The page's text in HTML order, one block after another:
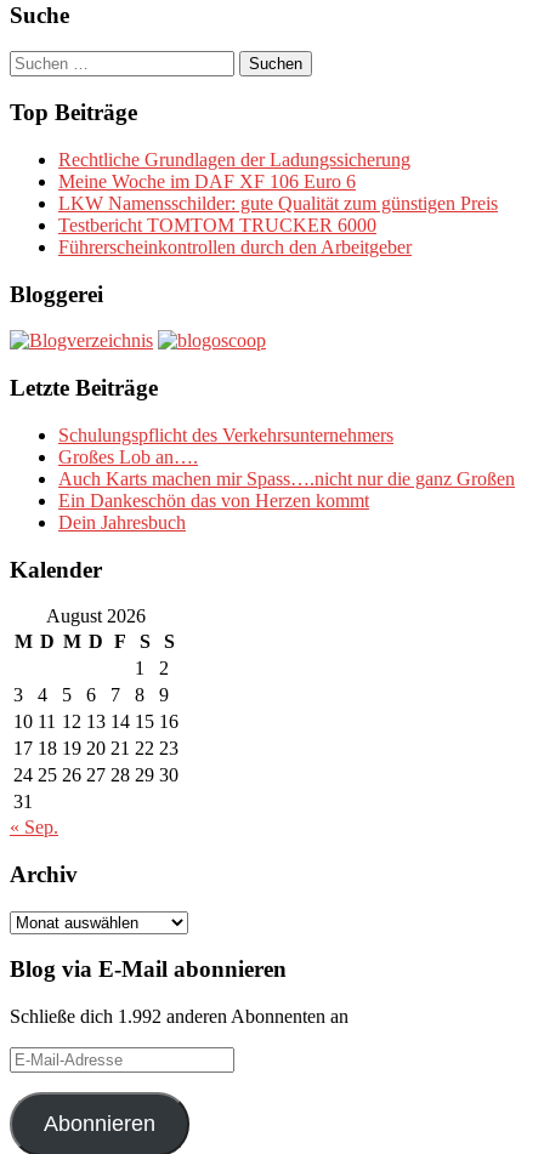
Suche
Suchen
nach:
Top Beiträge
Rechtliche Grundlagen der Ladungssicherung
Meine Woche im DAF XF 106 Euro 6
LKW Namensschilder: gute Qualität zum günstigen Preis
Testbericht TOMTOM TRUCKER 6000
Führerscheinkontrollen durch den Arbeitgeber
Bloggerei
Letzte Beiträge
Schulungspflicht des Verkehrsunternehmers
Großes Lob an….
Auch Karts machen mir Spass….nicht nur die ganz Großen
Ein Dankeschön das von Herzen kommt
Dein Jahresbuch
Kalender
August 2026
M D M D F S
S
1
2
3
4 5 6 7 8
9
10 11 12 13 14 15 16
17 18 19 20 21 22 23
24 25 26 27 28 29 30
31
« Sep.
Archiv
Archiv
Blog via E-Mail abonnieren
Schließe dich 1.992 anderen Abonnenten an
E-
Mail-
Adresse
Abonnieren